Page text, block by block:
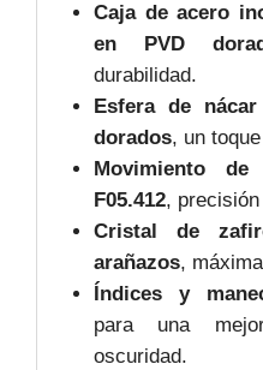
Caja de acero
en PVD
durabilidad.
Esfera de
dorados, un
Movimiento
F05.412,
Cristal de
arañazos,
Índices y
para una
oscuridad.